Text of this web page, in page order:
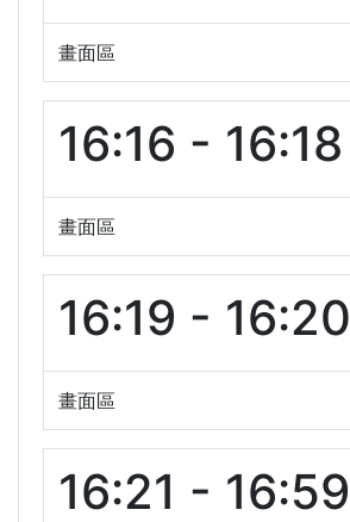
畫面區
16:16 - 16:18
畫面區
16:19 - 16:20
畫面區
16:21 - 16:59